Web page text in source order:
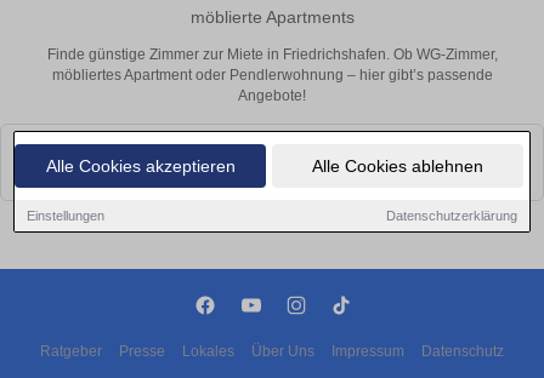
Alle Cookies akzeptieren Alle Cookies ablehnen
Einstellungen Datenschutzerklärung
möblierte Apartments
Finde günstige Zimmer zur Miete in Friedrichshafen. Ob WG-Zimmer,
möbliertes Apartment oder Pendlerwohnung – hier gibt’s passende
Angebote!
Leider konnten wir derzeit keine passenden Objekte finden. Schauen Sie
bald wieder vorbei!
Ratgeber Presse Lokales Über Uns Impressum Datenschutz